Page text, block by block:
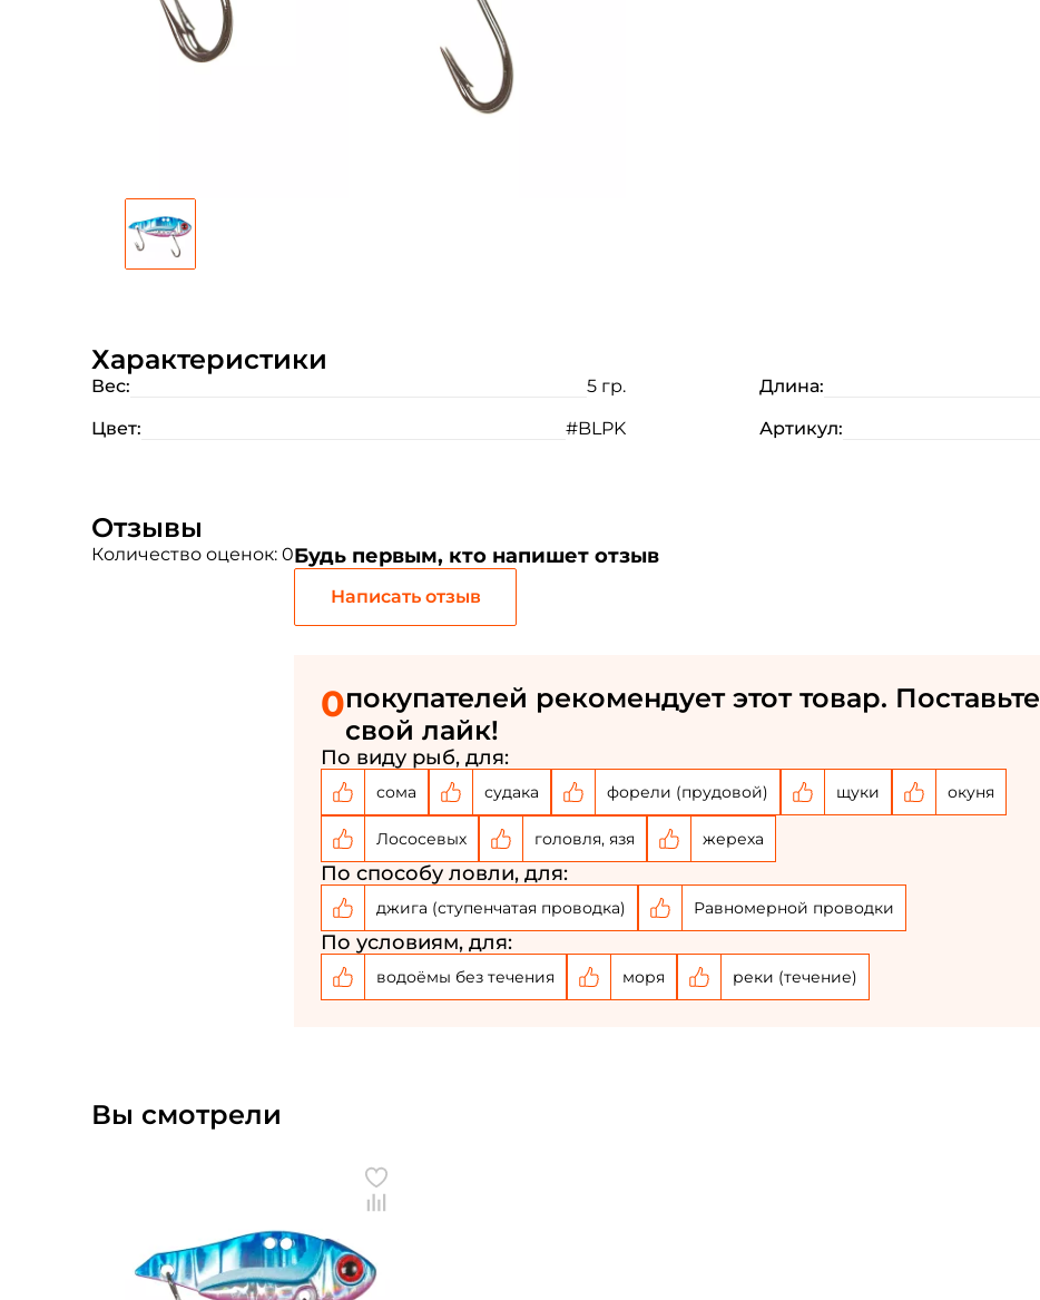
Характеристики
Вес: 5 гр. Длина:
Цвет:
#BLPK Артикул:
Отзывы
Количество оценок: 0Будь первым, кто напишет отзыв
Написать отзыв
0покупателей рекомендует этот товар. Поставьте
свой лайк!
По виду рыб, для:
сома судака форели (прудовой) щуки окуня
Лососевых головля, язя жереха
По способу ловли, для:
джига (ступенчатая проводка) Равномерной проводки
По условиям, для:
водоёмы без течения моря реки (течение)
Вы смотрели
Создать аккаунт
ФИО: *
Email: *